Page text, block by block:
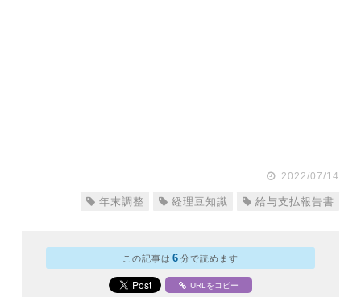
2022/07/14
年末調整 経理豆知識 給与支払報告書
この記事は 6 分で読めます
URLをコピー